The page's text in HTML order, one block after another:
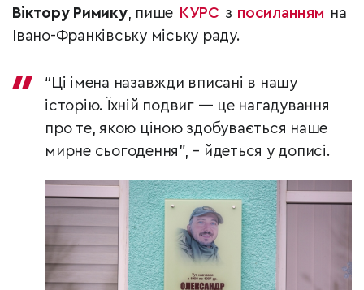
Віктору Римику, пише КУРС з посиланням на
Івано-Франківську міську раду.
“Ці імена назавжди вписані в нашу
історію. Їхній подвиг — це нагадування
про те, якою ціною здобувається наше
мирне сьогодення”, – йдеться у дописі.